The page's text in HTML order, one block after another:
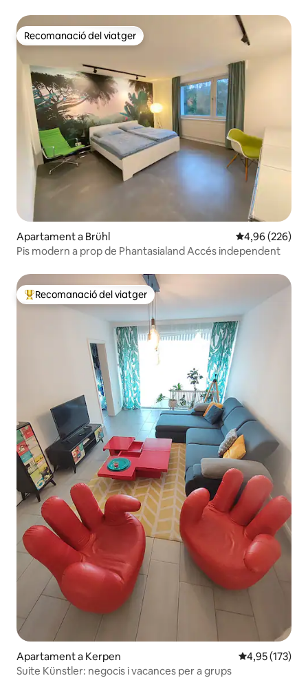
Recomanació del viatger
Recomanació del viatger
Apartament a Brühl 4,96 de
4,96 (226)
Pis modern a prop de Phantasialand Accés independent
Principals recomanacions dels viatgers
Recomanació del viatger
Apartament a Kerpen 4,95 de
4,95 (173)
Suite Künstler: negocis i vacances per a grups